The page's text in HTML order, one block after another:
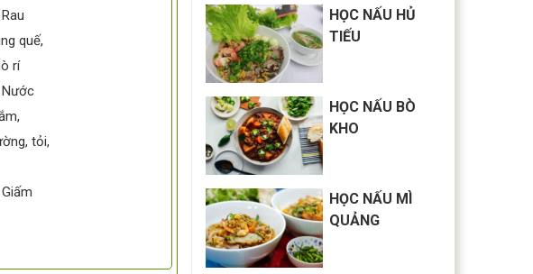
Rau
quế,
rí
Nước
tỏi,
Giấm
HỌC NẤU HỦ
TIẾU
HỌC NẤU BÒ
KHO
HỌC NẤU MÌ
QUẢNG